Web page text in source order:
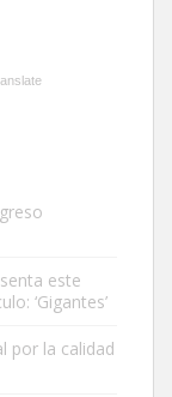
HOY
este
‘Gigantes’
por la calidad